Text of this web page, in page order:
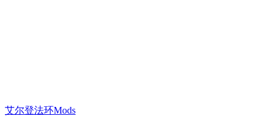
艾尔登法环Mods